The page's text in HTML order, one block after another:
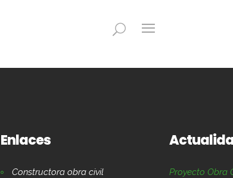
Enlaces
Constructora obra civil Proyecto Obra